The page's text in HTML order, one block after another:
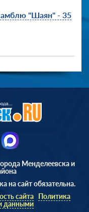
"Шаян" - 35
Менделеевска и
на сайт обязательна.
сайта Политика
данными